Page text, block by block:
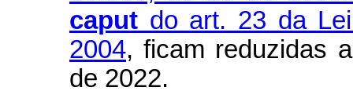
caput do art. 23 da
2004, ficam reduzidas
de 2022.